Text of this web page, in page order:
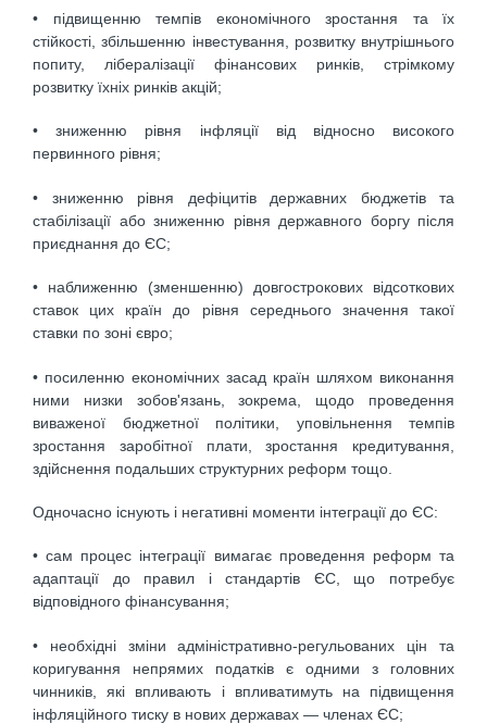
• підвищенню темпів економічного зростання та їх
стійкості, збільшенню інвестування, розвитку внутрішнього
попиту, лібералізації фінансових ринків, стрімкому
розвитку їхніх ринків акцій;
• зниженню рівня інфляції від відносно високого
первинного рівня;
• зниженню рівня дефіцитів державних бюджетів та
стабілізації або зниженню рівня державного боргу після
приєднання до ЄС;
• наближенню (зменшенню) довгострокових відсоткових
ставок цих країн до рівня середнього значення такої
ставки по зоні євро;
• посиленню економічних засад країн шляхом виконання
ними низки зобов'язань, зокрема, щодо проведення
виваженої бюджетної політики, уповільнення темпів
зростання заробітної плати, зростання кредитування,
здійснення подальших структурних реформ тощо.
Одночасно існують і негативні моменти інтеграції до ЄС:
• сам процес інтеграції вимагає проведення реформ та
адаптації до правил і стандартів ЄС, що потребує
відповідного фінансування;
• необхідні зміни адміністративно-регульованих цін та
коригування непрямих податків є одними з головних
чинників, які впливають і впливатимуть на підвищення
інфляційного тиску в нових державах — членах ЄС;